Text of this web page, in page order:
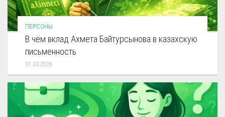
ПЕРСОНЫ
В чём вклад Ахмета Байтурсынова в казахскую
письменность
01.03.2026